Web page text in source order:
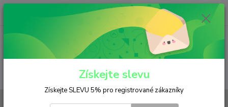
(Po-Pá, 6:30-15 hod.)
ks
0 Kč
Získejte slevu
Získejte SLEVU 5% pro registrované zákazníky